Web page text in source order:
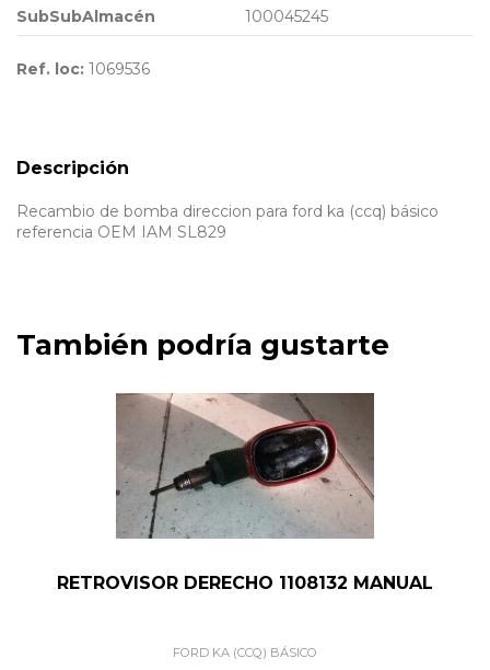
SubSubAlmacén
100045245
Ref. loc: 1069536
Descripción
Recambio de bomba direccion para ford ka (ccq) básico
referencia OEM IAM SL829
También podría gustarte
RETROVISOR DERECHO 1108132 MANUAL
FORD KA (CCQ) BÁSICO